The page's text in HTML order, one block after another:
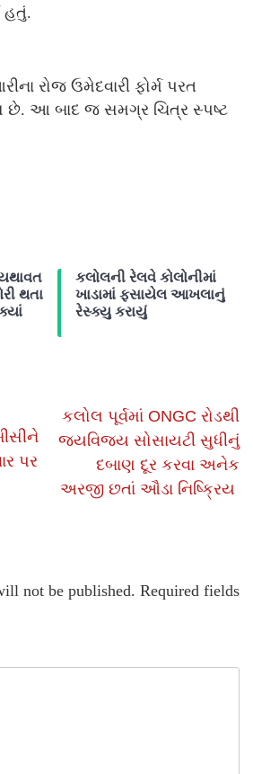
હતું.
રોજ ઉમેદવારી ફોર્મ પરત
છે. આ બાદ જ સમગ્ર ચિત્ર સ્પષ્ટ
થતા
કલોલની રેલવે કોલોનીમાં
ખાડામાં ફસાયેલ આખલાનું
રેસ્ક્યુ કરાયું
પર
કલોલ પૂર્વમાં ONGC રોડથી
જયવિજય સોસાયટી સુધીનું
દબાણ દૂર કરવા અનેક
અરજી છતાં ઔડા નિષ્ક્રિય
not be published. Required fields